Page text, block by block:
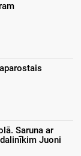
Saruna ar
Juoni